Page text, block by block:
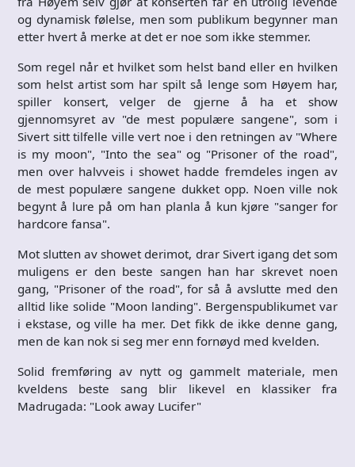
og dynamisk følelse, men som publikum begynner man
etter hvert å merke at det er noe som ikke stemmer.
Som regel når et hvilket som helst band eller en hvilken
som helst artist som har spilt så lenge som Høyem har,
spiller konsert, velger de gjerne å ha et show
gjennomsyret av "de mest populære sangene", som i
Sivert sitt tilfelle ville vert noe i den retningen av "Where
is my moon", "Into the sea" og "Prisoner of the road",
men over halvveis i showet hadde fremdeles ingen av
de mest populære sangene dukket opp. Noen ville nok
begynt å lure på om han planla å kun kjøre "sanger for
hardcore fansa".
Mot slutten av showet derimot, drar Sivert igang det som
muligens er den beste sangen han har skrevet noen
gang, "Prisoner of the road", for så å avslutte med den
alltid like solide "Moon landing". Bergenspublikumet var
i ekstase, og ville ha mer. Det fikk de ikke denne gang,
men de kan nok si seg mer enn fornøyd med kvelden.
Solid fremføring av nytt og gammelt materiale, men
kveldens beste sang blir likevel en klassiker fra
Madrugada: "Look away Lucifer"